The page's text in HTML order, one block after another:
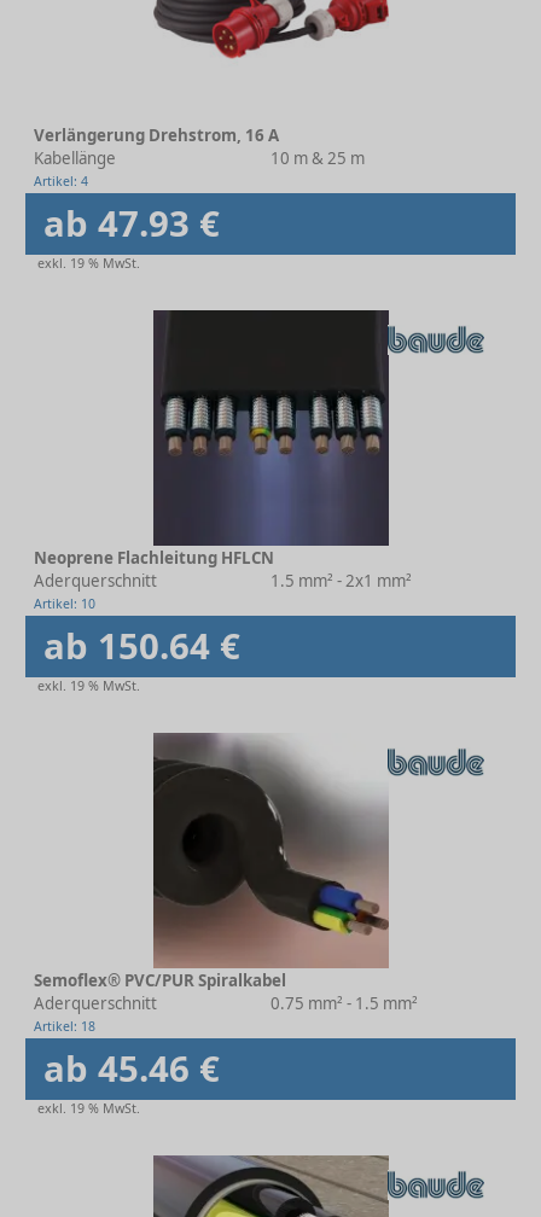
Verlängerung Drehstrom, 16 A
Kabellänge
10 m & 25 m
Artikel: 4
ab 47.93 €
exkl. 19 % MwSt.
Neoprene Flachleitung HFLCN
Aderquerschnitt
1.5 mm² - 2x1 mm²
Artikel: 10
ab 150.64 €
exkl. 19 % MwSt.
Semoflex® PVC/PUR Spiralkabel
Aderquerschnitt
0.75 mm² - 1.5 mm²
Artikel: 18
ab 45.46 €
exkl. 19 % MwSt.